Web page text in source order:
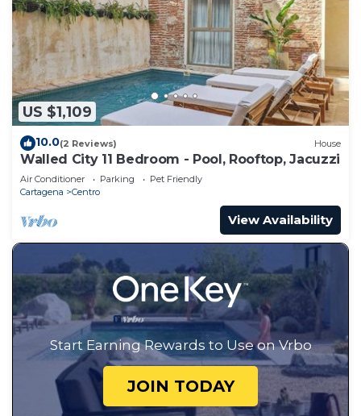
US $1,109
10.0(2 Reviews) House
Walled City 11 Bedroom - Pool, Rooftop, Jacuzzi
Air Conditioner Parking
Pet Friendly
Cartagena
Centro
View Availability
Start Earning Rewards to Use on Vrbo
JOIN TODAY